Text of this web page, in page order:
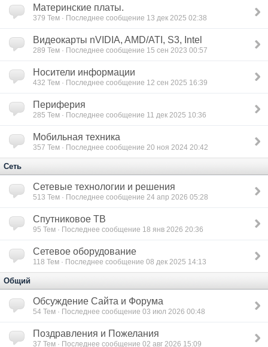
Материнские платы.
379 Тем · Последнее сообщение 13 дек 2025 02:38
Видеокарты nVIDIA, AMD/ATI, S3, Intel
289 Тем · Последнее сообщение 15 сен 2023 00:57
Носители информации
432 Тем · Последнее сообщение 12 сен 2025 16:39
Периферия
285 Тем · Последнее сообщение 11 дек 2025 10:36
Мобильная техника
357 Тем · Последнее сообщение 20 ноя 2024 20:42
Сеть
Сетевые технологии и решения
513 Тем · Последнее сообщение 24 апр 2026 05:28
Спутниковое ТВ
95 Тем · Последнее сообщение 18 янв 2026 20:36
Сетевое оборудование
118 Тем · Последнее сообщение 08 дек 2025 14:13
Общий
Обсуждение Сайта и Форума
54 Тем · Последнее сообщение 03 июл 2026 00:48
Поздравления и Пожелания
37 Тем · Последнее сообщение 02 авг 2026 15:09